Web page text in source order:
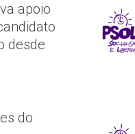
apoio
desde
do